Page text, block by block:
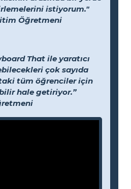
istiyorum."
Öğretmeni
That ile yaratıcı
çok sayıda
tüm öğrenciler için
hale getiriyor.”